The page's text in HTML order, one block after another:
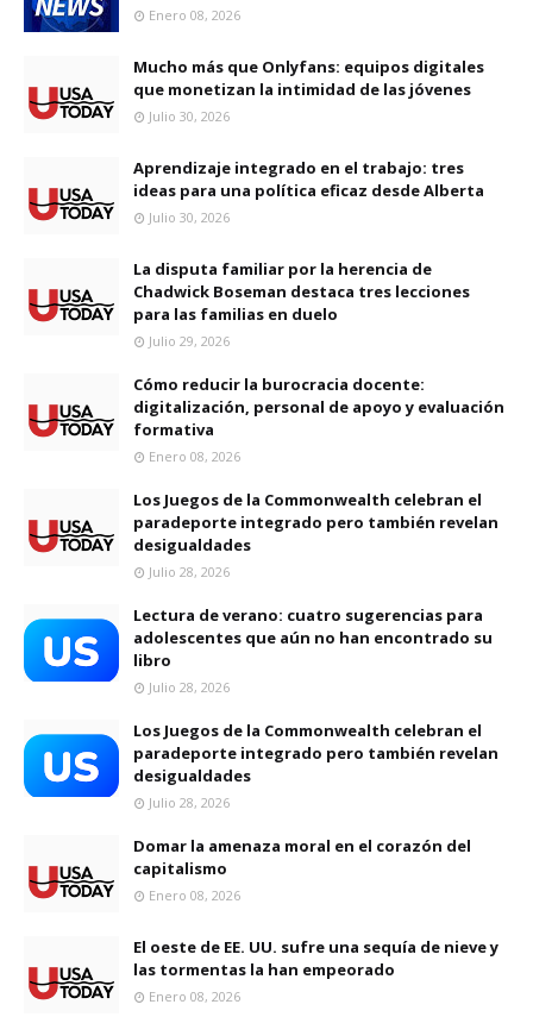
Enero 08, 2026
Mucho más que Onlyfans: equipos digitales
que monetizan la intimidad de las jóvenes
Julio 30, 2026
Aprendizaje integrado en el trabajo: tres
ideas para una política eficaz desde Alberta
Julio 30, 2026
La disputa familiar por la herencia de
Chadwick Boseman destaca tres lecciones
para las familias en duelo
Julio 29, 2026
Cómo reducir la burocracia docente:
digitalización, personal de apoyo y evaluación
formativa
Enero 08, 2026
Los Juegos de la Commonwealth celebran el
paradeporte integrado pero también revelan
desigualdades
Julio 28, 2026
Lectura de verano: cuatro sugerencias para
adolescentes que aún no han encontrado su
libro
Julio 28, 2026
Los Juegos de la Commonwealth celebran el
paradeporte integrado pero también revelan
desigualdades
Julio 28, 2026
Domar la amenaza moral en el corazón del
capitalismo
Enero 08, 2026
El oeste de EE. UU. sufre una sequía de nieve y
las tormentas la han empeorado
Enero 08, 2026